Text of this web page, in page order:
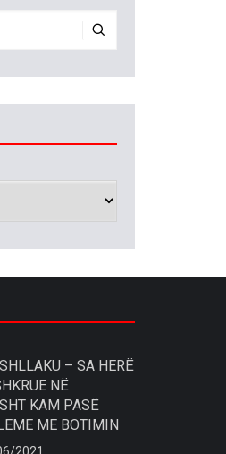
– SA HERË
NË
KAM PASË
ME BOTIMIN